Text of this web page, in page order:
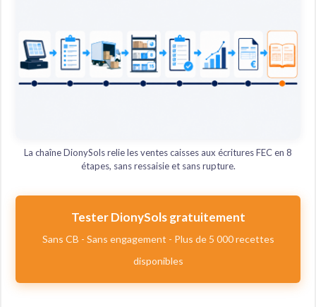
La chaîne DionySols relie les ventes caisses aux écritures FEC en 8
étapes, sans ressaisie et sans rupture.
Tester DionySols gratuitement
Sans CB - Sans engagement - Plus de 5 000 recettes
disponibles